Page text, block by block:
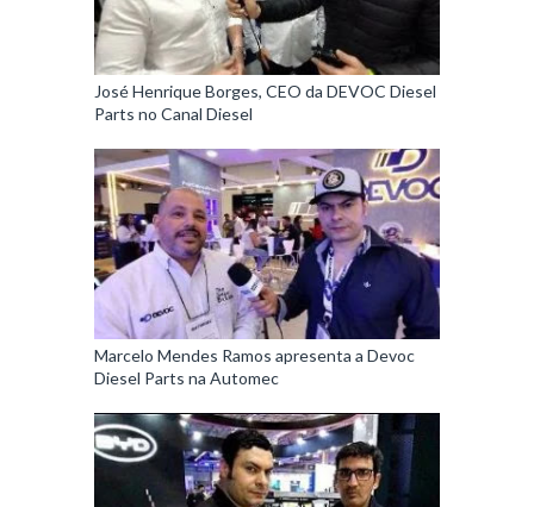
José Henrique Borges, CEO da DEVOC Diesel
Parts no Canal Diesel
Marcelo Mendes Ramos apresenta a Devoc
Diesel Parts na Automec